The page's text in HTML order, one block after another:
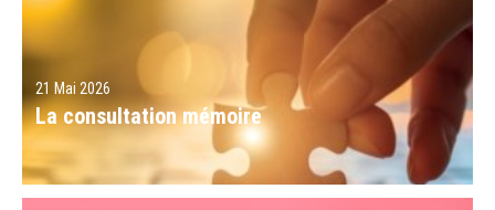
21 Mai 2026
La consultation mémoire